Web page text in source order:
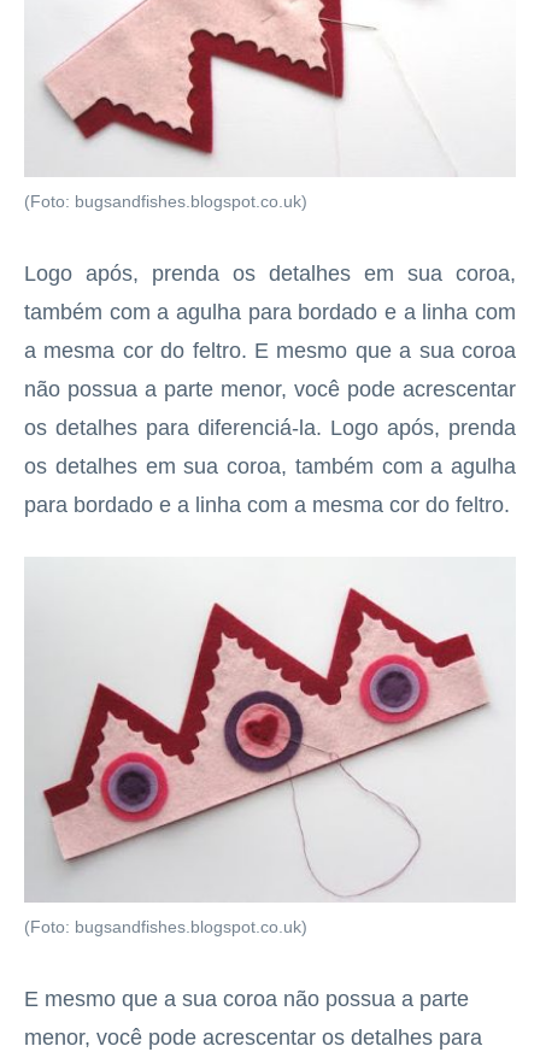
(Foto: bugsandfishes.blogspot.co.uk)
Logo após, prenda os detalhes em sua coroa,
também com a agulha para bordado e a linha com
a mesma cor do feltro. E mesmo que a sua coroa
não possua a parte menor, você pode acrescentar
os detalhes para diferenciá-la. Logo após, prenda
os detalhes em sua coroa, também com a agulha
para bordado e a linha com a mesma cor do feltro.
(Foto: bugsandfishes.blogspot.co.uk)
E mesmo que a sua coroa não possua a parte
menor, você pode acrescentar os detalhes para